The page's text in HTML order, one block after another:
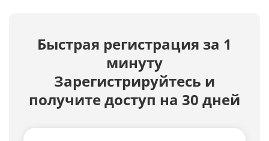
Быстрая регистрация за 1
минуту
Зарегистрируйтесь и
получите доступ на 30 дней